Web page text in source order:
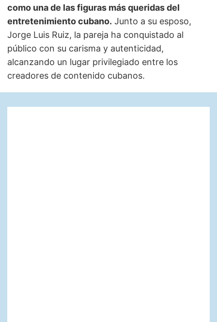
como una de las figuras más queridas del
entretenimiento cubano. Junto a su esposo,
Jorge Luis Ruiz, la pareja ha conquistado al
público con su carisma y autenticidad,
alcanzando un lugar privilegiado entre los
creadores de contenido cubanos.